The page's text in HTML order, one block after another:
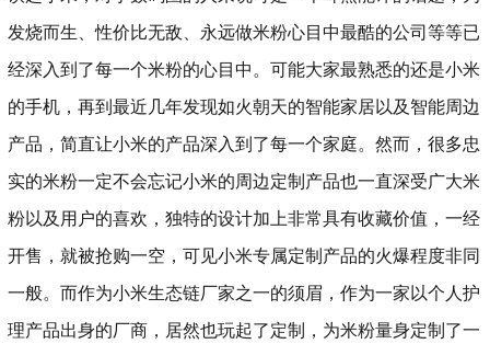
发烧而生、性价比无敌、永远做米粉心目中最酷的公司等等已
经深入到了每一个米粉的心目中。可能大家最熟悉的还是小米
的手机，再到最近几年发现如火朝天的智能家居以及智能周边
产品，简直让小米的产品深入到了每一个家庭。然而，很多忠
实的米粉一定不会忘记小米的周边定制产品也一直深受广大米
粉以及用户的喜欢，独特的设计加上非常具有收藏价值，一经
开售，就被抢购一空，可见小米专属定制产品的火爆程度非同
一般。而作为小米生态链厂家之一的须眉，作为一家以个人护
理产品出身的厂商，居然也玩起了定制，为米粉量身定制了一